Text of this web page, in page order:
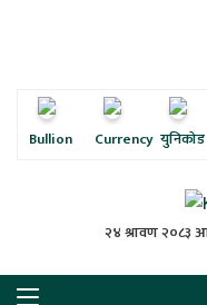
Bullion Currency युनिकोड
२४ श्रावण २०८३